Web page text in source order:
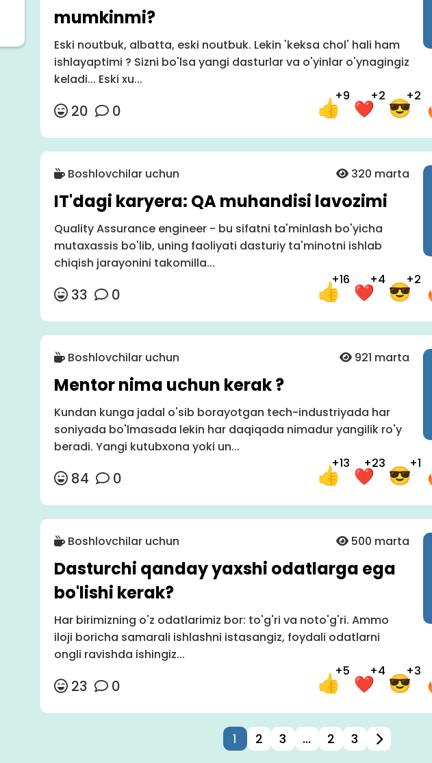
mumkinmi?
Eski noutbuk, albatta, eski noutbuk. Lekin 'keksa chol' hali ham
ishlayaptimi ? Sizni bo'lsa yangi dasturlar va o'yinlar o'ynagingiz
keladi... Eski xu...
20 0
+9 +2 +2
Boshlovchilar uchun 320 marta
IT'dagi karyera: QA muhandisi lavozimi
Quality Assurance engineer - bu sifatni ta'minlash bo'yicha
mutaxassis bo'lib, uning faoliyati dasturiy ta'minotni ishlab
chiqish jarayonini takomilla...
33 0
+16 +4 +2
Boshlovchilar uchun 921 marta
Mentor nima uchun kerak ?
Kundan kunga jadal o'sib borayotgan tech-industriyada har
soniyada bo'lmasada lekin har daqiqada nimadur yangilik ro'y
beradi. Yangi kutubxona yoki un...
84 0
+13 +23 +1
Boshlovchilar uchun 500 marta
Dasturchi qanday yaxshi odatlarga ega
bo'lishi kerak?
Har birimizning o'z odatlarimiz bor: to'g'ri va noto'g'ri. Ammo
iloji boricha samarali ishlashni istasangiz, foydali odatlarni
ongli ravishda ishingiz...
23 0
+5 +4 +3
1 2 3 ... 2 3